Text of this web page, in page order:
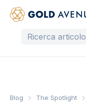
Blog
The Spotlight